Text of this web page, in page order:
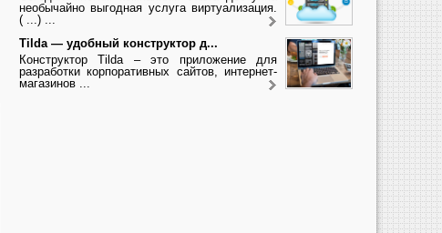
необычайно выгодная услуга виртуализация.
( ...) ...
Tilda — удобный конструктор д...
Конструктор Tilda – это приложение для
разработки корпоративных сайтов, интернет-
магазинов ...